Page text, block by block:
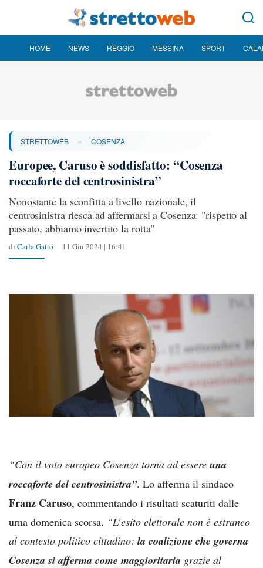
HOME NEWS REGGIO MESSINA SPORT
STRETTOWEB » COSENZA
Europee, Caruso è soddisfatto: “Cosenza
roccaforte del centrosinistra”
Nonostante la sconfitta a livello nazionale, il
centrosinistra riesca ad affermarsi a Cosenza: "rispetto al
passato, abbiamo invertito la rotta"
di Carla Gatto 11 Giu 2024 | 16:41
“Con il voto europeo Cosenza torna ad essere una
roccaforte del centrosinistra”. Lo afferma il sindaco
Franz Caruso, commentando i risultati scaturiti dalle
urna domenica scorsa. “L’esito elettorale non è estraneo
al contesto politico cittadino: la coalizione che governa
Cosenza siafferma come maggioritaria grazie al